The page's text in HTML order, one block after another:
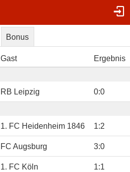
Bonus
Gast Ergebnis
RB Leipzig 0:0
1. FC Heidenheim 1846 1:2
FC Augsburg 3:0
1. FC Köln 1:1